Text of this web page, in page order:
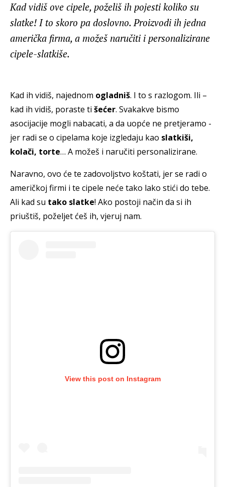
Kad vidiš ove cipele, poželiš ih pojesti koliko su
slatke! I to skoro pa doslovno. Proizvodi ih jedna
američka firma, a možeš naručiti i personalizirane
cipele-slatkiše.
Kad ih vidiš, najednom ogladniš. I to s razlogom. Ili –
kad ih vidiš, poraste ti šećer. Svakakve bismo
asocijacije mogli nabacati, a da uopće ne pretjeramo -
jer radi se o cipelama koje izgledaju kao slatkiši,
kolači, torte… A možeš i naručiti personalizirane.
Naravno, ovo će te zadovoljstvo koštati, jer se radi o
američkoj firmi i te cipele neće tako lako stići do tebe.
Ali kad su tako slatke! Ako postoji način da si ih
priuštiš, poželjet ćeš ih, vjeruj nam.
View this post on Instagram